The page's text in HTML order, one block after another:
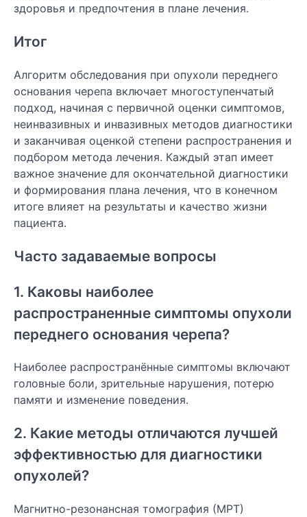
здоровья и предпочтения в плане лечения.
Итог
Алгоритм обследования при опухоли переднего
основания черепа включает многоступенчатый
подход, начиная с первичной оценки симптомов,
неинвазивных и инвазивных методов диагностики
и заканчивая оценкой степени распространения и
подбором метода лечения. Каждый этап имеет
важное значение для окончательной диагностики
и формирования плана лечения, что в конечном
итоге влияет на результаты и качество жизни
пациента.
Часто задаваемые вопросы
1. Каковы наиболее
распространенные симптомы опухоли
переднего основания черепа?
Наиболее распространённые симптомы включают
головные боли, зрительные нарушения, потерю
памяти и изменение поведения.
2. Какие методы отличаются лучшей
эффективностью для диагностики
опухолей?
Магнитно-резонансная томография (МРТ)